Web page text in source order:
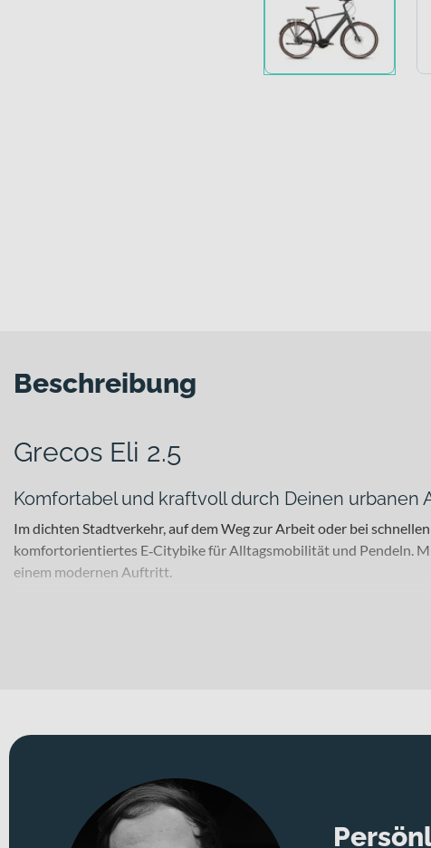
Beschreibung
Grecos Eli 2.5
Komfortabel und kraftvoll durch Deinen urbanen
Im dichten Stadtverkehr, auf dem Weg zur Arbeit oder bei
komfortorientiertes E‑Citybike für Alltagsmobilität und Pendeln.
einem modernen Auftritt.
Für eine wartungsarme und saubere Kraftübertragung sorgt der
Bremsleistung. Bei Nässe oder im dichten Verkehr sorgt das für
Energizer Plus 50-622 Reifen in Braun genießt Du eine
Gesamtgewicht von 120 kg schafft dabei klare Reserven für Dich